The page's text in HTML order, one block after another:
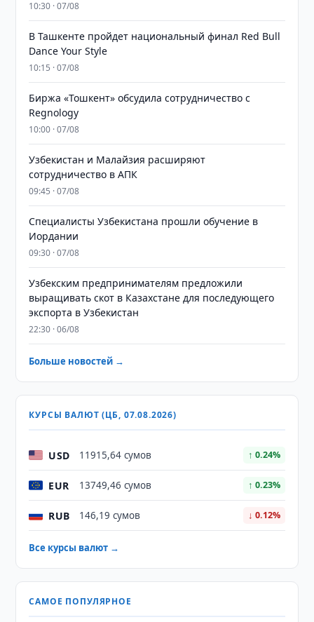
10:30 · 07/08
В Ташкенте пройдет национальный финал Red Bull
Dance Your Style
10:15 · 07/08
Биржа «Тошкент» обсудила сотрудничество с
Regnology
10:00 · 07/08
Узбекистан и Малайзия расширяют
сотрудничество в АПК
09:45 · 07/08
Специалисты Узбекистана прошли обучение в
Иордании
09:30 · 07/08
Узбекским предпринимателям предложили
выращивать скот в Казахстане для последующего
экспорта в Узбекистан
22:30 · 06/08
Больше новостей →
КУРСЫ ВАЛЮТ (ЦБ, 07.08.2026)
USD 11915,64 сумов ↑ 0.24%
EUR 13749,46 сумов ↑ 0.23%
RUB 146,19 сумов ↓ 0.12%
Все курсы валют →
САМОЕ ПОПУЛЯРНОЕ